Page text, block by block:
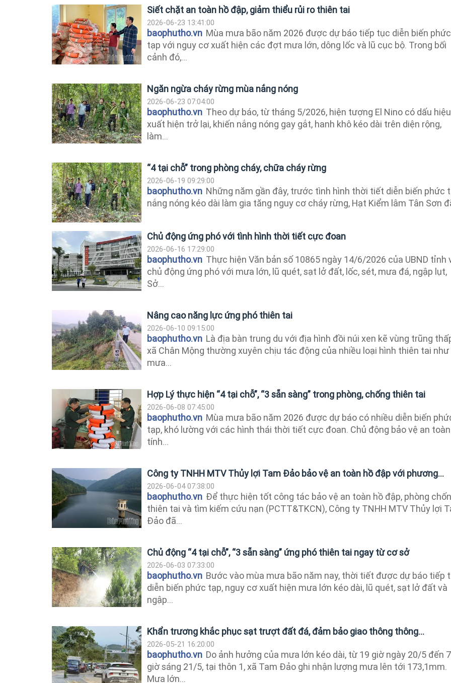
Siết chặt an toàn hồ đập, giảm thiểu rủi ro thiên tai
2026-06-23 13:41:00
baophutho.vn Mùa mưa bão năm 2026 được dự báo tiếp tục diễn biến phức
tạp với nguy cơ xuất hiện các đợt mưa lớn, dông lốc và lũ cục bộ. Trong bối
cảnh đó,...
Ngăn ngừa cháy rừng mùa nắng nóng
2026-06-23 07:04:00
baophutho.vn Theo dự báo, từ tháng 5/2026, hiện tượng El Nino có dấu hiệu
xuất hiện trở lại, khiến nắng nóng gay gắt, hanh khô kéo dài trên diện rộng,
làm...
“4 tại chỗ” trong phòng cháy, chữa cháy rừng
2026-06-19 09:29:00
baophutho.vn Những năm gần đây, trước tình hình thời tiết diễn biến phức
nắng nóng kéo dài làm gia tăng nguy cơ cháy rừng, Hạt Kiểm lâm Tân Sơn
Chủ động ứng phó với tình hình thời tiết cực đoan
2026-06-16 17:29:00
baophutho.vn Thực hiện Văn bản số 10865 ngày 14/6/2026 của UBND tỉnh
chủ động ứng phó với mưa lớn, lũ quét, sạt lở đất, lốc, sét, mưa đá, ngập lụt,
Sở...
Nâng cao năng lực ứng phó thiên tai
2026-06-10 09:15:00
baophutho.vn Là địa bàn trung du với địa hình đồi núi xen kẽ vùng trũng
xã Chân Mộng thường xuyên chịu tác động của nhiều loại hình thiên tai như
mưa...
Hợp Lý thực hiện “4 tại chỗ”, “3 sẵn sàng” trong phòng, chống thiên tai
2026-06-08 07:45:00
baophutho.vn Mùa mưa bão năm 2026 được dự báo có nhiều diễn biến
tạp, khó lường với các hình thái thời tiết cực đoan. Chủ động bảo vệ an toàn
tính...
Công ty TNHH MTV Thủy lợi Tam Đảo bảo vệ an toàn hồ đập với phương...
2026-06-04 07:38:00
baophutho.vn Để thực hiện tốt công tác bảo vệ an toàn hồ đập, phòng
thiên tai và tìm kiếm cứu nạn (PCTT&TKCN), Công ty TNHH MTV Thủy lợi
Đảo đã...
Chủ động “4 tại chỗ”, “3 sẵn sàng” ứng phó thiên tai ngay từ cơ sở
2026-06-03 07:33:00
baophutho.vn Bước vào mùa mưa bão năm nay, thời tiết được dự báo tiếp
diễn biến phức tạp, nguy cơ xuất hiện mưa lớn kéo dài, lũ quét, sạt lở đất và
ngập...
Khẩn trương khắc phục sạt trượt đất đá, đảm bảo giao thông thông...
2026-05-21 16:20:00
baophutho.vn Do ảnh hưởng của mưa lớn kéo dài, từ 19 giờ ngày 20/5 đến 7
giờ sáng 21/5, tại thôn 1, xã Tam Đảo ghi nhận lượng mưa lên tới 173,1mm.
Mưa lớn...